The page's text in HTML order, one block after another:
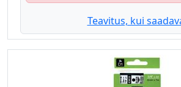
Teavitus, kui